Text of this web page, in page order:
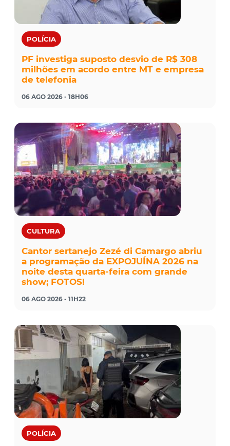
POLÍCIA
PF investiga suposto desvio de R$ 308
milhões em acordo entre MT e empresa
de telefonia
06 AGO 2026 - 18H06
CULTURA
Cantor sertanejo Zezé di Camargo abriu
a programação da EXPOJUÍNA 2026 na
noite desta quarta-feira com grande
show; FOTOS!
06 AGO 2026 - 11H22
POLÍCIA